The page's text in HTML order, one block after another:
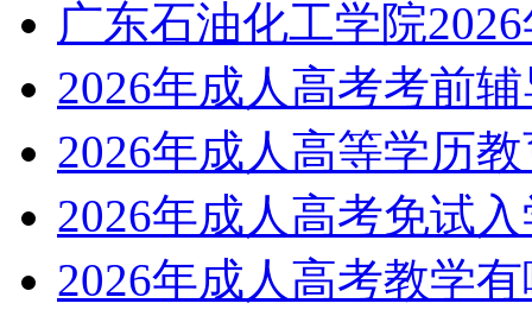
广东石油化工学院
2026年成人高考考前
2026年成人高等学历
2026年成人高考免试
2026年成人高考教学